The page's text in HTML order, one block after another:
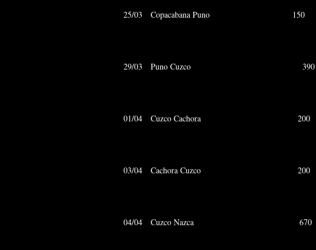
25/03 Copacabana Puno 150
29/03 Puno Cuzco 390
01/04 Cuzco Cachora 200
03/04 Cachora Cuzco 200
04/04 Cuzco Nazca 670